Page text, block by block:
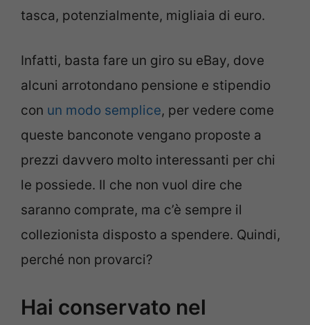
tasca, potenzialmente, migliaia di euro.
Infatti, basta fare un giro su eBay, dove
alcuni arrotondano pensione e stipendio
con un modo semplice, per vedere come
queste banconote vengano proposte a
prezzi davvero molto interessanti per chi
le possiede. Il che non vuol dire che
saranno comprate, ma c’è sempre il
collezionista disposto a spendere. Quindi,
perché non provarci?
Hai conservato nel